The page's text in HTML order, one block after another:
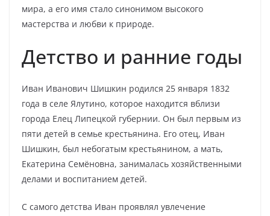
мира, а его имя стало синонимом высокого
мастерства и любви к природе.
Детство и ранние годы
Иван Иванович Шишкин родился 25 января 1832
года в селе Ялутино, которое находится вблизи
города Елец Липецкой губернии. Он был первым из
пяти детей в семье крестьянина. Его отец, Иван
Шишкин, был небогатым крестьянином, а мать,
Екатерина Семёновна, занималась хозяйственными
делами и воспитанием детей.
С самого детства Иван проявлял увлечение